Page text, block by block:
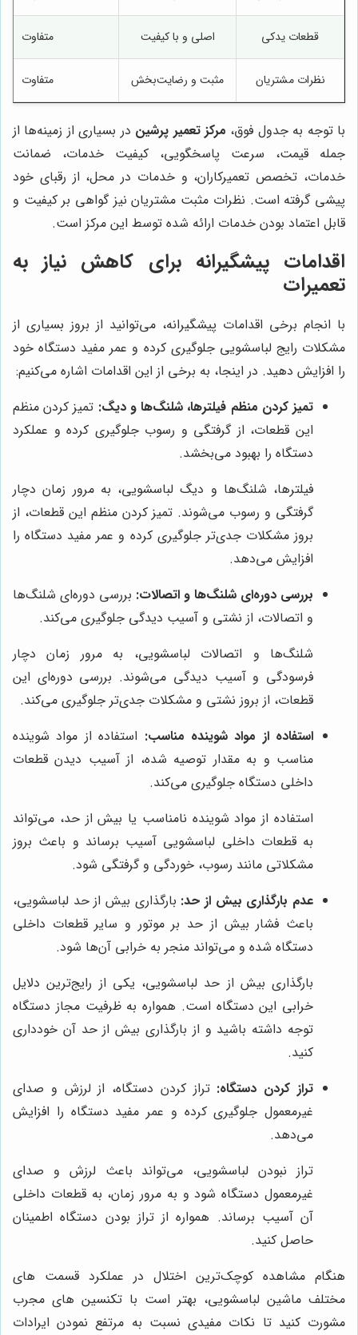
قطعات یدکی اصلی و با کیفیت متفاوت
نظرات مشتریان مثبت و رضایت‌بخش متفاوت
با توجه به جدول فوق، مرکز تعمیر پرشین در بسیاری از زمینه‌ها از
جمله قیمت، سرعت پاسخگویی، کیفیت خدمات، ضمانت
خدمات، تخصص تعمیرکاران، و خدمات در محل، از رقبای خود
پیشی گرفته است. نظرات مثبت مشتریان نیز گواهی بر کیفیت و
قابل اعتماد بودن خدمات ارائه شده توسط این مرکز است.
اقدامات پیشگیرانه برای کاهش نیاز به
تعمیرات
با انجام برخی اقدامات پیشگیرانه، می‌توانید از بروز بسیاری از
مشکلات رایج لباسشویی جلوگیری کرده و عمر مفید دستگاه خود
را افزایش دهید. در اینجا، به برخی از این اقدامات اشاره می‌کنیم:
تمیز کردن منظم فیلترها، شلنگ‌ها و دیگ: تمیز کردن منظم
این قطعات، از گرفتگی و رسوب جلوگیری کرده و عملکرد
دستگاه را بهبود می‌بخشد.
فیلترها، شلنگ‌ها و دیگ لباسشویی، به مرور زمان دچار
گرفتگی و رسوب می‌شوند. تمیز کردن منظم این قطعات، از
بروز مشکلات جدی‌تر جلوگیری کرده و عمر مفید دستگاه را
افزایش می‌دهد.
بررسی دوره‌ای شلنگ‌ها و اتصالات: بررسی دوره‌ای شلنگ‌ها
و اتصالات، از نشتی و آسیب دیدگی جلوگیری می‌کند.
شلنگ‌ها و اتصالات لباسشویی، به مرور زمان دچار
فرسودگی و آسیب دیدگی می‌شوند. بررسی دوره‌ای این
قطعات، از بروز نشتی و مشکلات جدی‌تر جلوگیری می‌کند.
استفاده از مواد شوینده مناسب: استفاده از مواد شوینده
مناسب و به مقدار توصیه شده، از آسیب دیدن قطعات
داخلی دستگاه جلوگیری می‌کند.
استفاده از مواد شوینده نامناسب یا بیش از حد، می‌تواند
به قطعات داخلی لباسشویی آسیب برساند و باعث بروز
مشکلاتی مانند رسوب، خوردگی و گرفتگی شود.
عدم بارگذاری بیش از حد: بارگذاری بیش از حد لباسشویی،
باعث فشار بیش از حد بر موتور و سایر قطعات داخلی
دستگاه شده و می‌تواند منجر به خرابی آن‌ها شود.
بارگذاری بیش از حد لباسشویی، یکی از رایج‌ترین دلایل
خرابی این دستگاه است. همواره به ظرفیت مجاز دستگاه
توجه داشته باشید و از بارگذاری بیش از حد آن خودداری
کنید.
تراز کردن دستگاه: تراز کردن دستگاه، از لرزش و صدای
غیرمعمول جلوگیری کرده و عمر مفید دستگاه را افزایش
می‌دهد.
تراز نبودن لباسشویی، می‌تواند باعث لرزش و صدای
غیرمعمول دستگاه شود و به مرور زمان، به قطعات داخلی
آن آسیب برساند. همواره از تراز بودن دستگاه اطمینان
حاصل کنید.
هنگام مشاهده کوچک‌ترین اختلال در عملکرد قسمت های
مختلف ماشین لباسشویی، بهتر است با تکنسین های مجرب
مشورت کنید تا نکات مفیدی نسبت به مرتفع نمودن ایرادات